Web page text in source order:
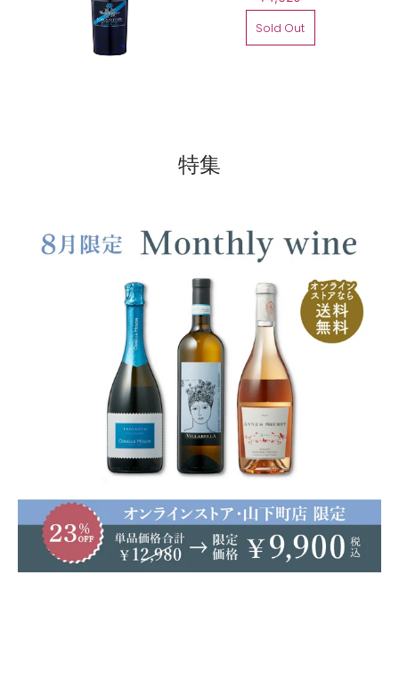
Sold Out
特集